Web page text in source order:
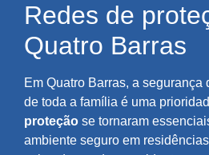
Redes de
Quatro Barras
Em Quatro Barras, a segurança
de toda a família é uma
proteção se tornaram
ambiente seguro em